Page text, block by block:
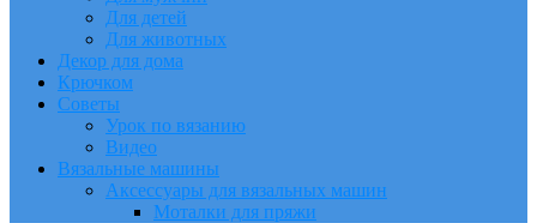
Для детей
Для животных
Декор для дома
Крючком
Советы
Урок по вязанию
Видео
Вязальные машины
Аксессуары для вязальных машин
Моталки для пряжи